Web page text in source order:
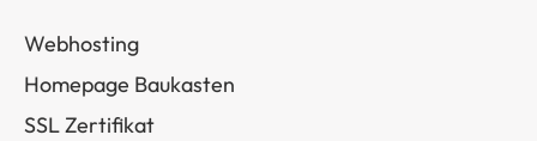
Webhosting
Homepage Baukasten
SSL Zertifikat